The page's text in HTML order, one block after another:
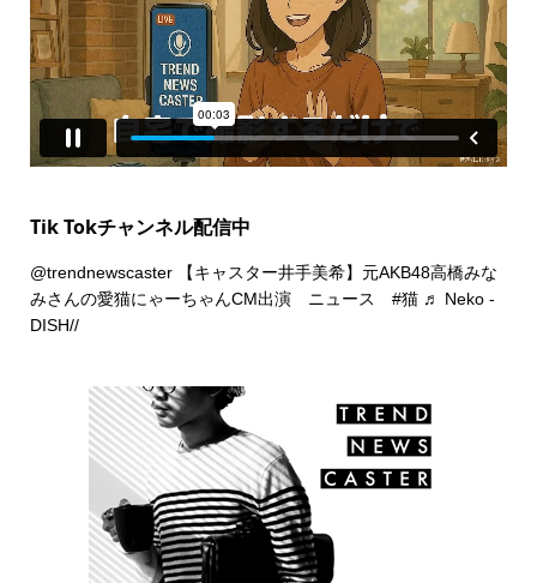
Tik Tokチャンネル配信中
@trendnewscaster【キャスター井手美希】元AKB48高橋みな
みさんの愛猫にゃーちゃんCM出演 ニュース #猫 ♬ Neko -
DISH//